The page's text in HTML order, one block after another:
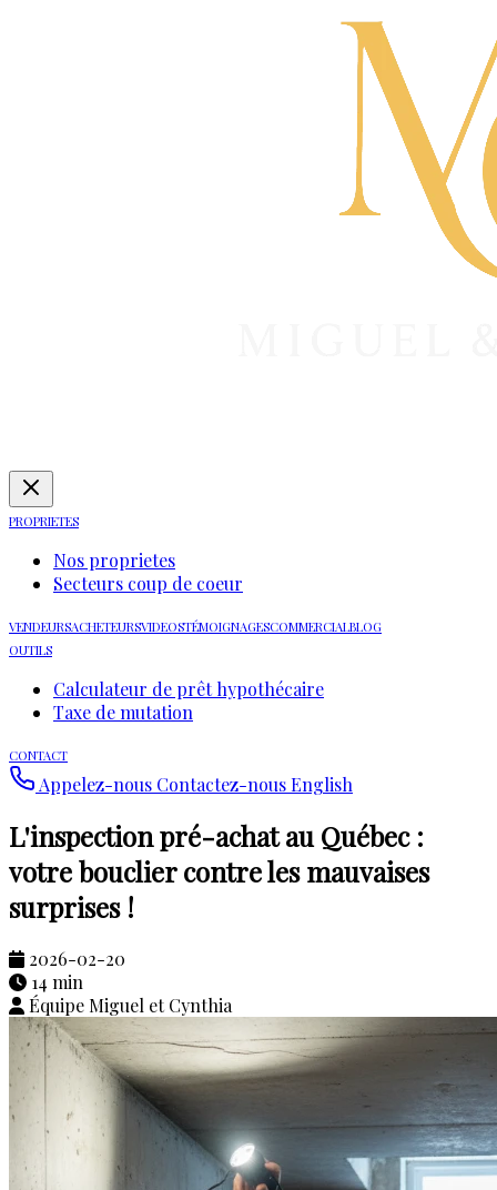
PROPRIETES
Nos proprietes
Secteurs coup de coeur
VENDEURSACHETEURSVIDEOSTÉMOIGNAGESCOMMERCIALBLOG
OUTILS
Calculateur de prêt hypothécaire
Taxe de mutation
CONTACT
Appelez-nous Contactez-nousEnglish
L'inspection pré-achat au Québec :
votre bouclier contre les mauvaises
surprises !
2026-02-20
14 min
Équipe Miguel et Cynthia